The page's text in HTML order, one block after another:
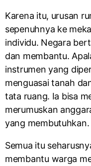
Karena itu, urusan
sepenuhnya ke
individu. Negara
dan membantu.
instrumen yang
menguasai tanah
tata ruang. Ia bisa
merumuskan
yang membutuhkan.
Semua itu
membantu warga